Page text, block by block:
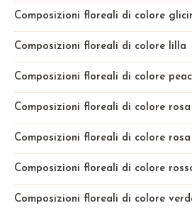
Composizioni floreali di colore
Composizioni floreali di colore lilla
Composizioni floreali di colore
Composizioni floreali di colore rosa
Composizioni floreali di colore
Composizioni floreali di colore
Composizioni floreali di colore